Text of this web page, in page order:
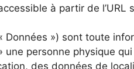
à partir de l’URL
Données ») sont toute
personne physique
des données de